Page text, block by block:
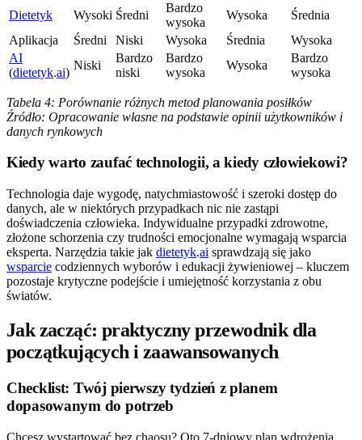
Dietetyk
Wysoki Średni
Bardzo
wysoka
Wysoka
Średnia
Aplikacja
Średni Niski Wysoka Średnia
Wysoka
AI
(dietetyk.ai)
Niski
Bardzo
niski
Bardzo
wysoka
Wysoka
Bardzo
wysoka
Tabela 4: Porównanie różnych metod planowania posiłków
Źródło: Opracowanie własne na podstawie opinii użytkowników i
danych rynkowych
Kiedy warto zaufać technologii, a kiedy człowiekowi?
Technologia daje wygodę, natychmiastowość i szeroki dostęp do
danych, ale w niektórych przypadkach nic nie zastąpi
doświadczenia człowieka. Indywidualne przypadki zdrowotne,
złożone schorzenia czy trudności emocjonalne wymagają wsparcia
eksperta. Narzędzia takie jak dietetyk.ai sprawdzają się jako
wsparcie codziennych wyborów i edukacji żywieniowej – kluczem
pozostaje krytyczne podejście i umiejętność korzystania z obu
światów.
Jak zacząć: praktyczny przewodnik dla
początkujących i zaawansowanych
Checklist: Twój pierwszy tydzień z planem
dopasowanym do potrzeb
Chcesz wystartować bez chaosu? Oto 7-dniowy plan wdrożenia